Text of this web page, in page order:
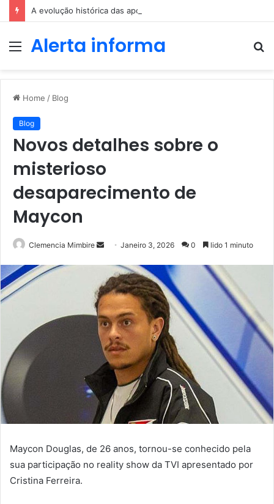
A evolução histórica das apostas ao longo dos séculos
MenuAlerta informa
Home / Blog
Blog
Novos detalhes sobre o
misterioso
desaparecimento de
Maycon
Clemencia Mimbire
Send
email
Janeiro 3, 2026 0 lido 1 minuto
Maycon Douglas, de 26 anos, tornou-se conhecido pela
sua participação no reality show da TVI apresentado por
Cristina Ferreira.